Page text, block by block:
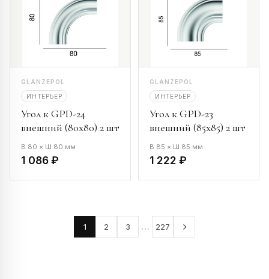
GLANZEPOL
ИНТЕРЬЕР
Угол к GPD-24
внешний (80х80) 2 шт
В 80 × Ш 80 мм
1 086 ₽
GLANZEPOL
ИНТЕРЬЕР
Угол к GPD-23
внешний (85х85) 2 шт
В 85 × Ш 85 мм
1 222 ₽
1 2 3 … 227